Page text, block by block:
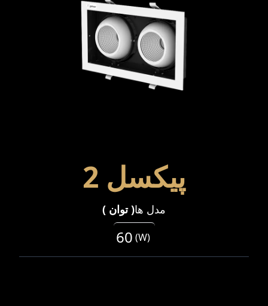
پیکسل 2
مدل ها(توان )
60 (W)